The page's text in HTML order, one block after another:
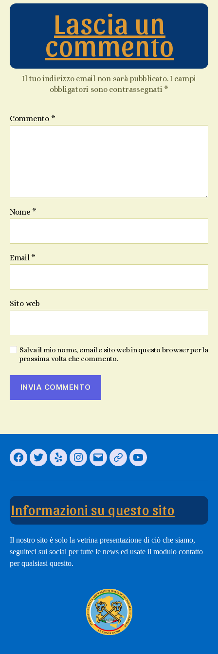
Lascia un
commento
Il tuo indirizzo email non sarà pubblicato.I campi
obbligatori sono contrassegnati *
Commento *
Nome *
Email *
Sito web
Salva il mio nome, email e sito web in questo browser per la
prossima volta che commento.
Facebook
TwitterYelp Instagram
EmailIl
adesione
You
Informazioni su questo sito
Il nostro sito è solo la vetrina presentazione di ciò che siamo,
seguiteci sui social per tutte le news ed usate il modulo contatto
per qualsiasi quesito.